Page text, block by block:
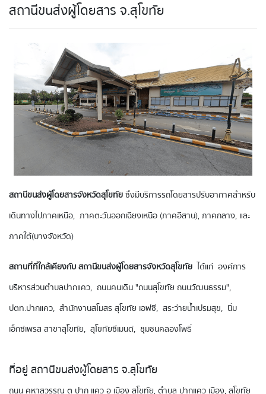
สถานีขนส่งผู้โดยสาร จ.สุโขทัย
สถานีขนส่งผู้โดยสารจังหวัดสุโขทัยซึ่งมีบริการรถโดยสารปรับอากาศสำหรับ
เดินทางไปภาคเหนือ, ภาคตะวันออกเฉียงเหนือ (ภาคอีสาน), ภาคกลาง, และ
ภาคใต้(บางจังหวัด)
สถานที่ที่ใกล้เคียงกับ สถานีขนส่งผู้โดยสารจังหวัดสุโขทัย ได้แก่ องค์การ
บริหารส่วนตำบลปากแคว, ถนนคนเดิน "ถนนสุโขทัย ถนนวัฒนธรรม",
ปตท.ปากแคว, สำนักงานสโมสร สุโขทัย เอฟซี, สระว่ายน้ำเปรมสุข, นิ่ม
เอ็กซ์เพรส สาขาสุโขทัย, สุโขทัยซีเมนต์, ชุมชนคลองโพธิ์
ที่อยู่ สถานีขนส่งผู้โดยสาร จ.สุโขทัย
ถนน คูหาสุวรรณ ต ปาก แคว อ เมือง สุโขทัย, ตำบล ปากแคว เมือง, สุโขทัย